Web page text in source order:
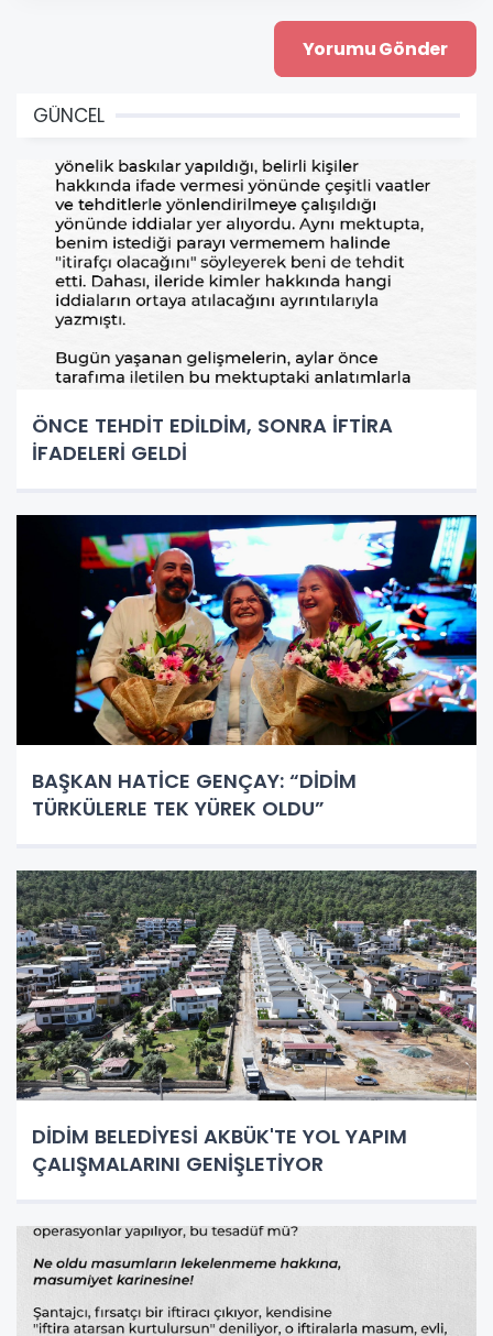
GÜNCEL
ÖNCE TEHDİT EDİLDİM, SONRA İFTİRA
İFADELERİ GELDİ
BAŞKAN HATİCE GENÇAY: “DİDİM
TÜRKÜLERLE TEK YÜREK OLDU”
DİDİM BELEDİYESİ AKBÜK'TE YOL YAPIM
ÇALIŞMALARINI GENİŞLETİYOR